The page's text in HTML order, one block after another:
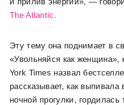
The Atlantic.
Эту тему она поднимает в
«Увольняйся как женщина»,
York Times назвал
рассказывает, как выпивала
ночной прогулки,